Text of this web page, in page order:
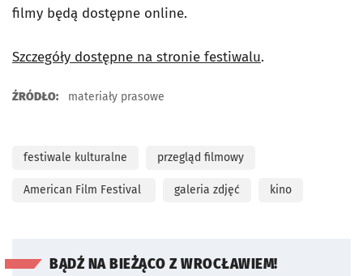
filmy będą dostępne online.
Szczegóły dostępne na stronie festiwalu.
ŹRÓDŁO: materiały prasowe
festiwale kulturalne przegląd filmowy
American Film Festival galeria zdjęć kino
BĄDŹ NA BIEŻĄCO Z WROCŁAWIEM!